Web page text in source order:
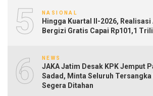
5 NASIONAL
Hingga Kuartal II-2026,
Bergizi Gratis Capai Rp101,1
6 NEWS
JAKA Jatim Desak KPK Jemput
Sadad, Minta Seluruh Tersangka
Segera Ditahan